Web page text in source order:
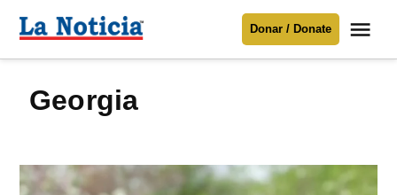
Para mantenerte informado necesitamos
contenido
Noticia
Donar / Donate
Georgia